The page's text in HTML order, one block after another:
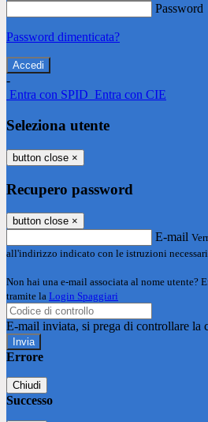
Password
Password dimenticata?
-
Entra con SPID Entra con CIE
Seleziona utente
button close ×
Recupero password
button close ×
E-mail
all'indirizzo indicato con le istruzioni
Non hai una e-mail associata al nome utente?
tramite la Login Spaggiari
E-mail inviata, si prega di controllare la
Errore
Chiudi
Successo